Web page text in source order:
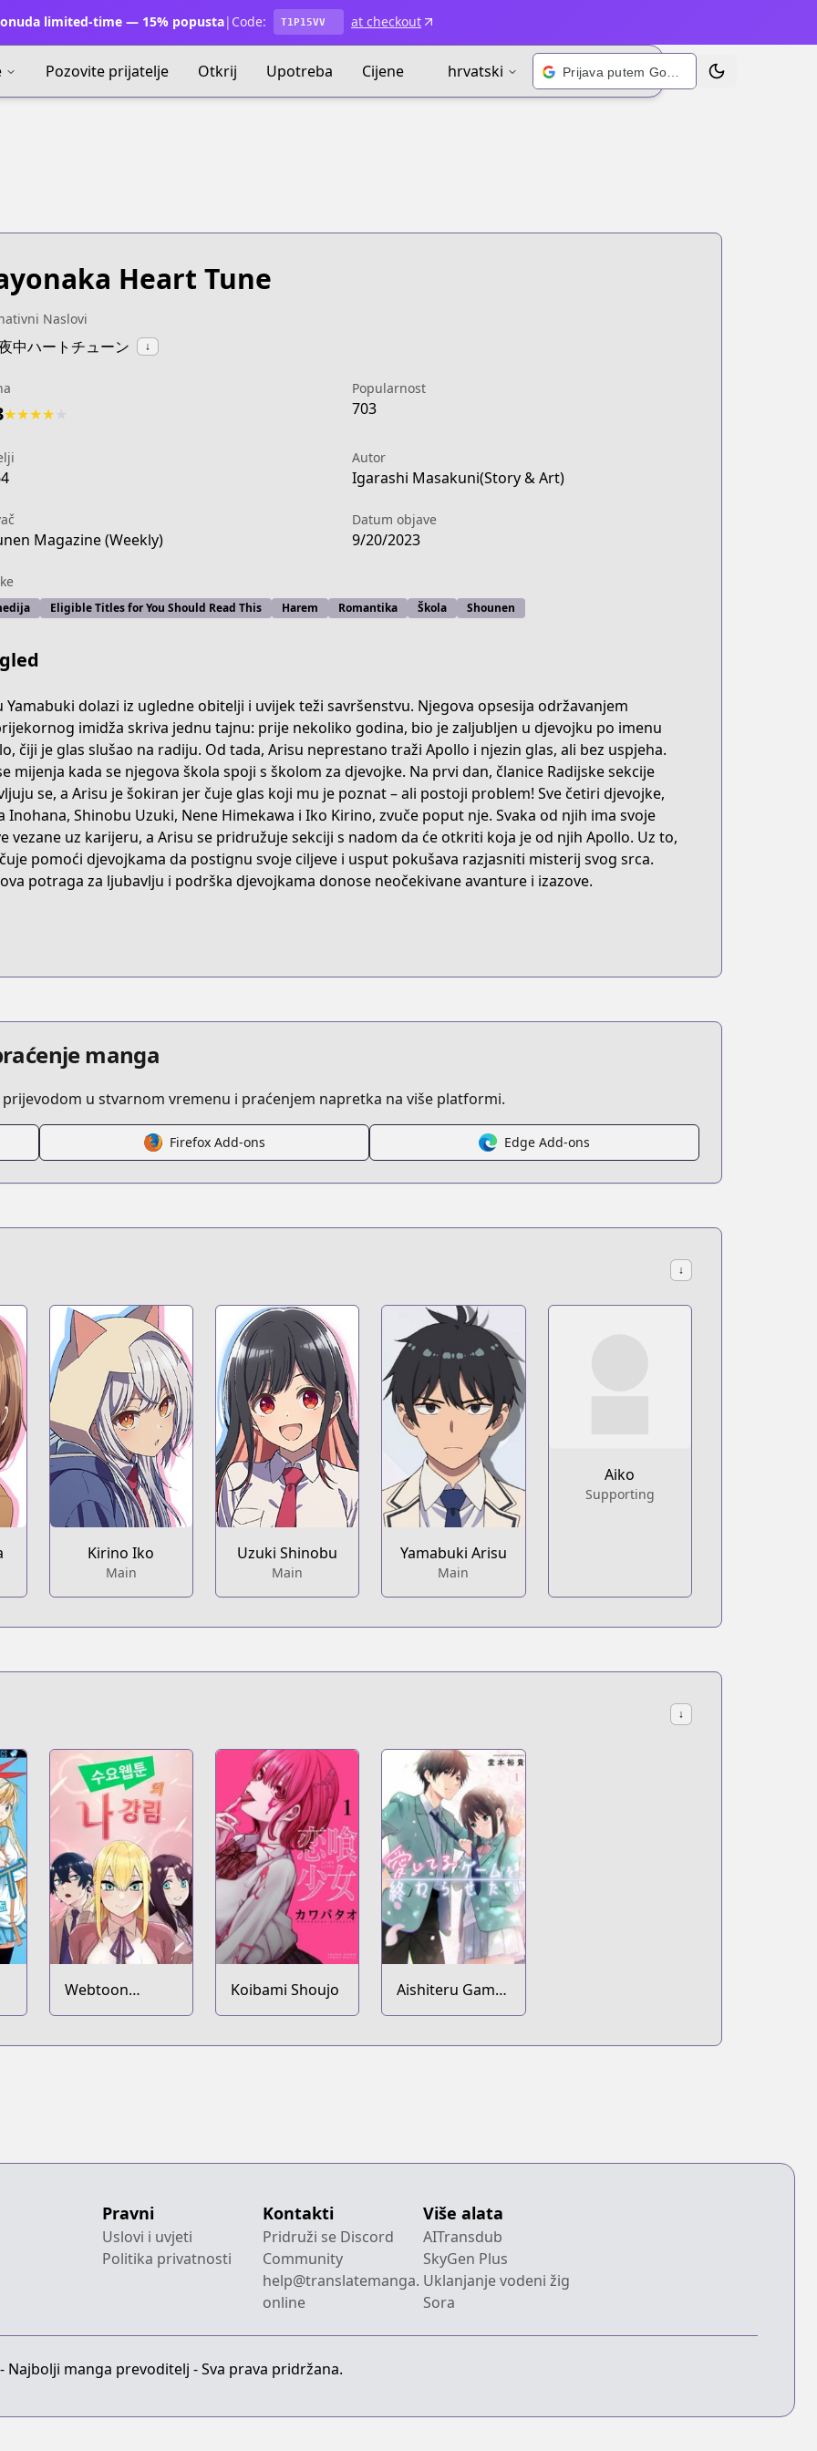
limited-time — 15% popusta| Code: T1P15VV at checkout
Pozovite prijatelje Otkrij Upotreba Cijene hrvatski Prebaci temu
4011-937e-7bdc4dd6e786
in-to-the-midnight-heart
www.cdjapan.co.jp/product/NEOBK-2919523
783745/tune-in-to-the-midnight-heart-1-by-masakuni-igarashi
Heart Tune
Naslovi
中ハートチューン ↓
★★★★
Popularnost
703
Autor
Igarashi Masakuni(Story & Art)
Magazine (Weekly)
Datum objave
9/20/2023
Eligible Titles for You Should Read This Harem Romantika Škola Shounen
Yamabuki dolazi iz ugledne obitelji i uvijek teži savršenstvu. Njegova opsesija održavanjem
imidža skriva jednu tajnu: prije nekoliko godina, bio je zaljubljen u djevojku po imenu
čiji je glas slušao na radiju. Od tada, Arisu neprestano traži Apollo i njezin glas, ali bez uspjeha.
mijenja kada se njegova škola spoji s školom za djevojke. Na prvi dan, članice Radijske sekcije
se, a Arisu je šokiran jer čuje glas koji mu je poznat – ali postoji problem! Sve četiri djevojke,
Inohana, Shinobu Uzuki, Nene Himekawa i Iko Kirino, zvuče poput nje. Svaka od njih ima svoje
vezane uz karijeru, a Arisu se pridružuje sekciji s nadom da će otkriti koja je od njih Apollo. Uz to,
pomoći djevojkama da postignu svoje ciljeve i usput pokušava razjasniti misterij svog srca.
potraga za ljubavlju i podrška djevojkama donose neočekivane avanture i izazove.
manga
u stvarnom vremenu i praćenjem napretka na više platformi.
Firefox Add-ons Edge Add-ons
↓
Kirino Iko
Main
Uzuki Shinobu
Main
Yamabuki Arisu
Main
Aiko
Supporting
↓
Webtoon
Character Na
Koibami Shoujo
Aishiteru Game
wo Owarasetai
Pravni
Uslovi i uvjeti
Politika privatnosti
Kontakti
Pridruži se Discord
Community
help@translatemanga.
online
Više alata
AITransdub
SkyGen Plus
Uklanjanje vodeni žig
Sora
manga prevoditelj - Sva prava pridržana.